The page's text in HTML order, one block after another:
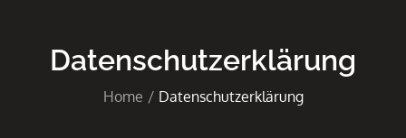
Datenschutzerklärung
Home Datenschutzerklärung